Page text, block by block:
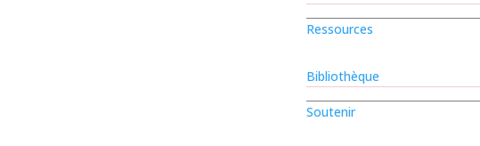
Ressources
Bibliothèque
Soutenir